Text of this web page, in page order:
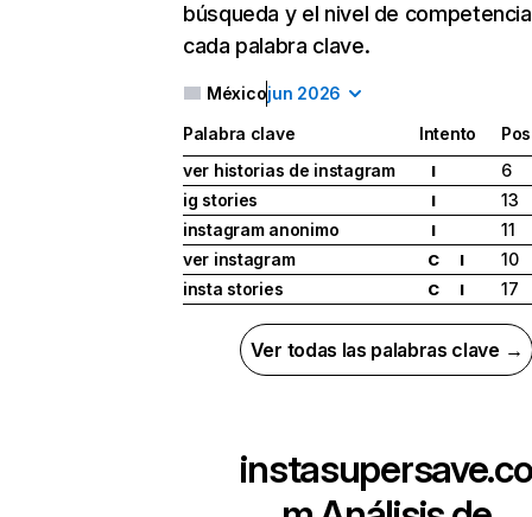
búsqueda y el nivel de
cada palabra clave.
Méxicojun 2026
Palabra clave Intento
ver historias de instagram
I
6
ig stories
I
13
instagram anonimo
I
11
ver instagram
C I
10
insta stories
C I 17
Ver todas las palabras clave →
instasupersave.co